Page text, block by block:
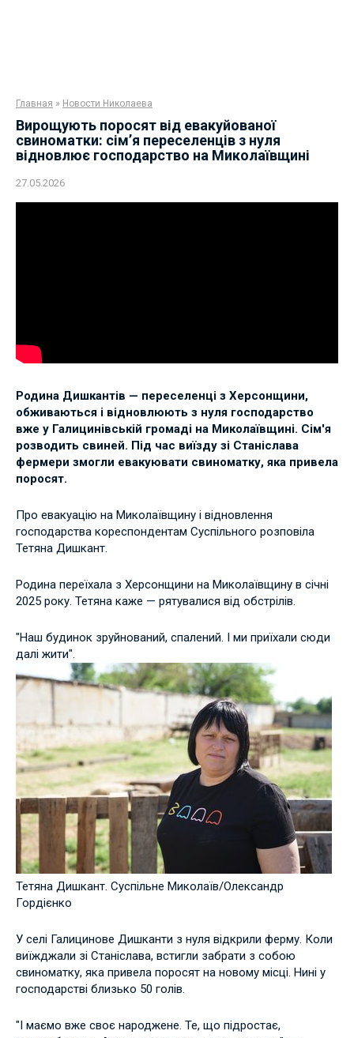
Главная » Новости Николаева
Вирощують поросят від евакуйованої
свиноматки: сім’я переселенців з нуля
відновлює господарство на Миколаївщині
27.05.2026
Родина Дишкантів — переселенці з Херсонщини,
обживаються і відновлюють з нуля господарство
вже у Галицинівській громаді на Миколаївщині. Сім'я
розводить свиней. Під час виїзду зі Станіслава
фермери змогли евакуювати свиноматку, яка привела
поросят.
Про евакуацію на Миколаївщину і відновлення
господарства кореспондентам Суспільного розповіла
Тетяна Дишкант.
Родина переїхала з Херсонщини на Миколаївщину в січні
2025 року. Тетяна каже — рятувалися від обстрілів.
"Наш будинок зруйнований, спалений. І ми приїхали сюди
далі жити".
Тетяна Дишкант. Суспільне Миколаїв/Олександр
Гордієнко
У селі Галицинове Дишканти з нуля відкрили ферму. Коли
виїжджали зі Станіслава, встигли забрати з собою
свиноматку, яка привела поросят на новому місці. Нині у
господарстві близько 50 голів.
"І маємо вже своє народжене. Те, що підростає,